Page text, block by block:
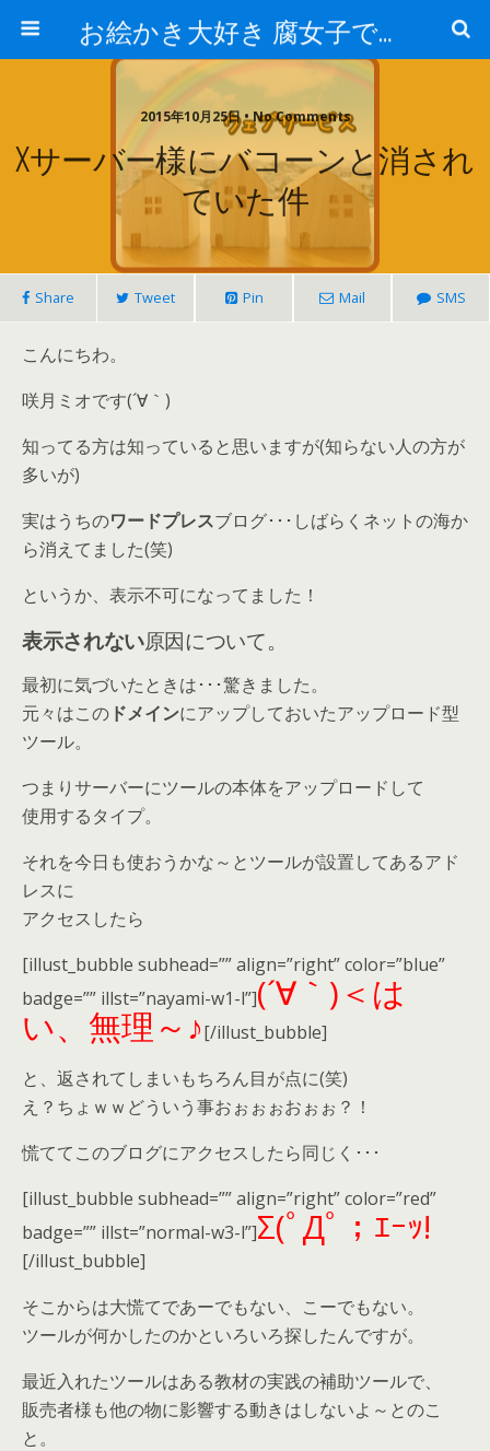
お絵かき大好き 腐女子でゲーマーのおかしな生活
2015年10月25日 • No Comments
Xサーバー様にバコーンと消され
ていた件
Share Tweet Pin Mail SMS
こんにちわ。
咲月ミオです(´∀｀)
知ってる方は知っていると思いますが(知らない人の方が
多いが)
実はうちのワードプレスブログ･･･しばらくネットの海か
ら消えてました(笑)
というか、表示不可になってました！
表示されない原因について。
最初に気づいたときは･･･驚きました。
元々はこの ドメインにアップしておいたアップロード型
ツール。
つまりサーバーにツールの本体をアップロードして
使用するタイプ。
それを今日も使おうかな～とツールが設置してあるアド
レスに
アクセスしたら
[illust_bubble subhead=”” align=”right” color=”blue”
badge=”” illst=”nayami-w1-l”](´∀｀)＜は
い、無理～♪[/illust_bubble]
と、返されてしまいもちろん目が点に(笑)
え？ちょｗｗどういう事おぉぉぉおぉぉ？！
慌ててこのブログにアクセスしたら同じく･･･
[illust_bubble subhead=”” align=”right” color=”red”
badge=”” illst=”normal-w3-l”]Σ(ﾟДﾟ；ｴｰｯ!
[/illust_bubble]
そこからは大慌てであーでもない、こーでもない。
ツールが何かしたのかといろいろ探したんですが。
最近入れたツールはある教材の実践の補助ツールで、
販売者様も他の物に影響する動きはしないよ～とのこ
と。